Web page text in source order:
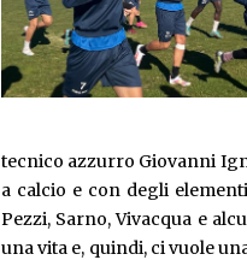
tecnico azzurro Giovanni
a calcio e con degli
Pezzi, Sarno, Vivacqua e
una vita e, quindi, ci vuole